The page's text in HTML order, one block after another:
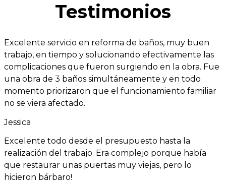
Testimonios
Excelente servicio en reforma de baños, muy buen
trabajo, en tiempo y solucionando efectivamente las
complicaciones que fueron surgiendo en la obra. Fue
una obra de 3 baños simultáneamente y en todo
momento priorizaron que el funcionamiento familiar
no se viera afectado.
Jessica
Excelente todo desde el presupuesto hasta la
realización del trabajo. Era complejo porque había
que restaurar unas puertas muy viejas, pero lo
hicieron bárbaro!